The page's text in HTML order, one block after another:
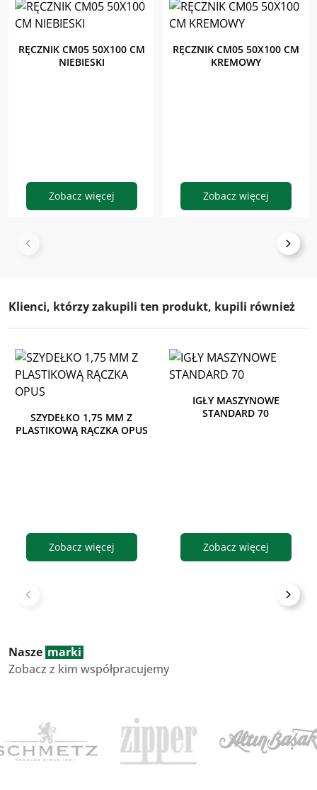
RĘCZNIK CM05 50X100 CM
NIEBIESKI
Zobacz więcej
RĘCZNIK CM05 50X100 CM
KREMOWY
Zobacz więcej
Klienci, którzy zakupili ten produkt, kupili również
SZYDEŁKO 1,75 MM Z
PLASTIKOWĄ RĄCZKA OPUS
Zobacz więcej
IGŁY MASZYNOWE
STANDARD 70
Zobacz więcej
Nasze marki
Zobacz z kim współpracujemy